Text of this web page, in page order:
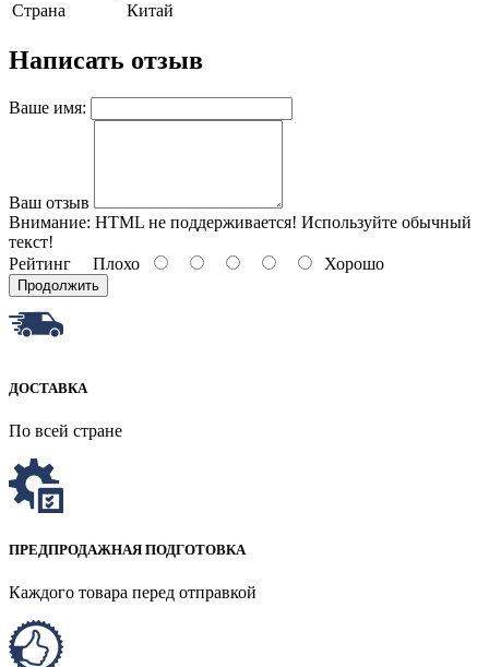
Страна
Китай
Написать отзыв
Ваше имя:
Ваш отзыв
Внимание: HTML не поддерживается! Используйте обычный
текст!
Рейтинг Плохо Хорошо
Продолжить
ДОСТАВКА
По всей стране
ПРЕДПРОДАЖНАЯ ПОДГОТОВКА
Каждого товара перед отправкой